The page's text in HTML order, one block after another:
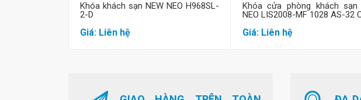
Khóa khách sạn NEW NEO H968SL-
2-D
Giá: Liên hệ
Khóa cửa phòng khách sạn
NEO LIS2008-MF 1028 AS-32
Giá: Liên hệ